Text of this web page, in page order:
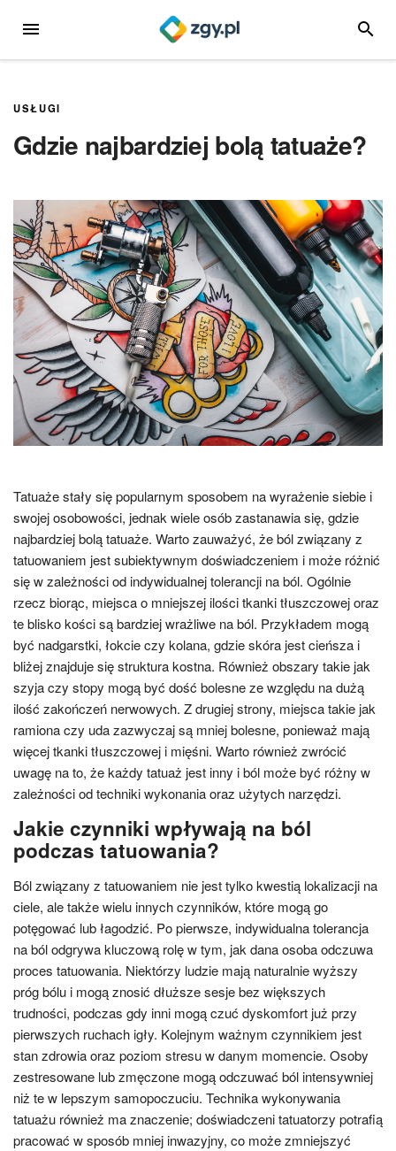
MENU
USŁUGI
Gdzie najbardziej bolą tatuaże?
Tatuaże stały się popularnym sposobem na wyrażenie siebie i
swojej osobowości, jednak wiele osób zastanawia się, gdzie
najbardziej bolą tatuaże. Warto zauważyć, że ból związany z
tatuowaniem jest subiektywnym doświadczeniem i może różnić
się w zależności od indywidualnej tolerancji na ból. Ogólnie
rzecz biorąc, miejsca o mniejszej ilości tkanki tłuszczowej oraz
te blisko kości są bardziej wrażliwe na ból. Przykładem mogą
być nadgarstki, łokcie czy kolana, gdzie skóra jest cieńsza i
bliżej znajduje się struktura kostna. Również obszary takie jak
szyja czy stopy mogą być dość bolesne ze względu na dużą
ilość zakończeń nerwowych. Z drugiej strony, miejsca takie jak
ramiona czy uda zazwyczaj są mniej bolesne, ponieważ mają
więcej tkanki tłuszczowej i mięśni. Warto również zwrócić
uwagę na to, że każdy tatuaż jest inny i ból może być różny w
zależności od techniki wykonania oraz użytych narzędzi.
Jakie czynniki wpływają na ból
podczas tatuowania?
Ból związany z tatuowaniem nie jest tylko kwestią lokalizacji na
ciele, ale także wielu innych czynników, które mogą go
potęgować lub łagodzić. Po pierwsze, indywidualna tolerancja
na ból odgrywa kluczową rolę w tym, jak dana osoba odczuwa
proces tatuowania. Niektórzy ludzie mają naturalnie wyższy
próg bólu i mogą znosić dłuższe sesje bez większych
trudności, podczas gdy inni mogą czuć dyskomfort już przy
pierwszych ruchach igły. Kolejnym ważnym czynnikiem jest
stan zdrowia oraz poziom stresu w danym momencie. Osoby
zestresowane lub zmęczone mogą odczuwać ból intensywniej
niż te w lepszym samopoczuciu. Technika wykonywania
tatuażu również ma znaczenie; doświadczeni tatuatorzy potrafią
pracować w sposób mniej inwazyjny, co może zmniejszyć